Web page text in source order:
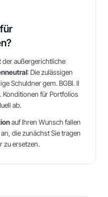
der außergerichtliche
: Die zulässigen
Schuldner gem. BGBl. II
Konditionen für Portfolios
ab.
auf Ihren Wunsch fallen
die zunächst Sie tragen
zu ersetzen.